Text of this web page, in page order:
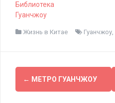
Библиотека
Гуанчжоу
Жизнь в Китае Гуанчжоу,
Н← МЕТРО ГУАНЧЖОУ